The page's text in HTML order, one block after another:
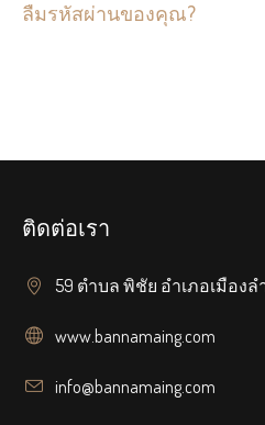
ลืมรหัสผ่านของคุณ?
ติดต่อเรา
59 ตำบล พิชัย อำเภอเมืองล
www.bannamaing.com
info@bannamaing.com